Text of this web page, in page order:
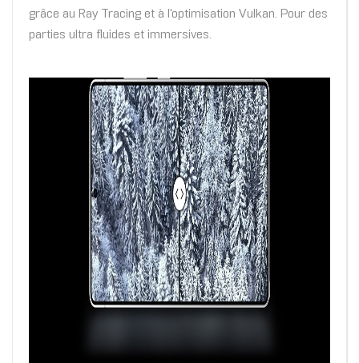
grâce au Ray Tracing et à l'optimisation Vulkan. Pour des
parties ultra fluides et immersives.